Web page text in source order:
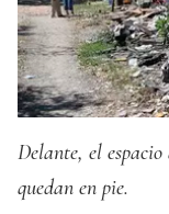
Delante, el
quedan en pie.